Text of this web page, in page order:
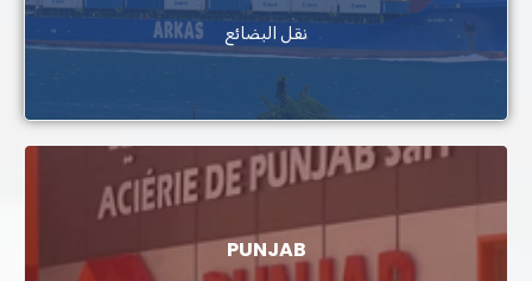
نقل البضائع
PUNJAB